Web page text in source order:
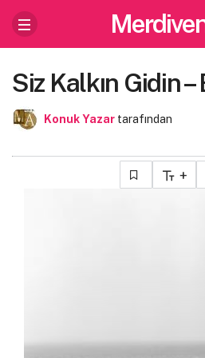
Siz Kalkın Gidin
Konuk Yazar tarafından
+